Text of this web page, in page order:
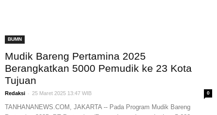
BUMN
Mudik Bareng Pertamina 2025
Berangkatkan 5000 Pemudik ke 23 Kota
Tujuan
Redaksi - 25 Maret 2025 13:47 WIB 0
TANHANANEWS.COM, JAKARTA -- Pada Program Mudik Bareng